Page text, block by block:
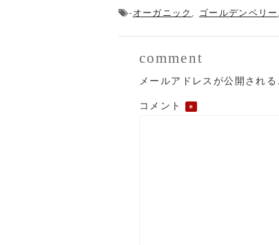
- オーガニック ゴールデンベリー
comment
メールアドレスが公開される
コメント ※